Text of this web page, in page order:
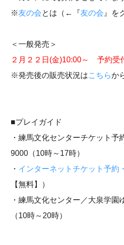
※友の会とは（←『友の会 』を
＜一般発売＞
２月２２日(金)10:00～ 予約受
※発売後の販売状況はこちらか
■プレイガイド
・練馬文化センターチケット
9000（10時～17時）
・ インターネットチケット予約
【無料】）​​​​
・練馬文化センター／大泉学
（10時～20時）